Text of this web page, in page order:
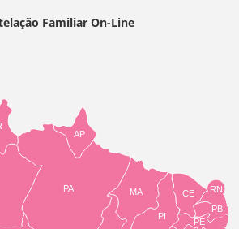
Familiar On-Line
PE
RN
CE
PI
MA
AP
PA
PB